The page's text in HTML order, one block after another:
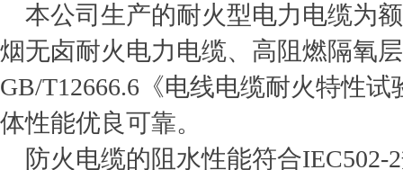
本公司生产的耐火型电力电缆为
烟无卤耐火电力电缆、高阻燃隔氧
GB/T12666.6《电线电缆耐火特性
体性能优良可靠。
防火电缆的阻水性能符合IEC502-